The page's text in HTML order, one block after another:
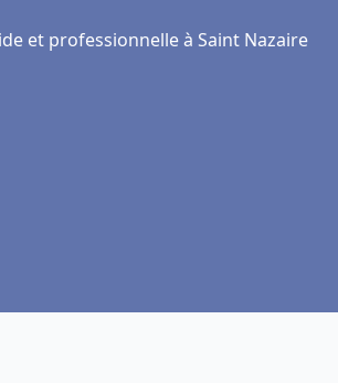
et professionnelle à Saint Nazaire